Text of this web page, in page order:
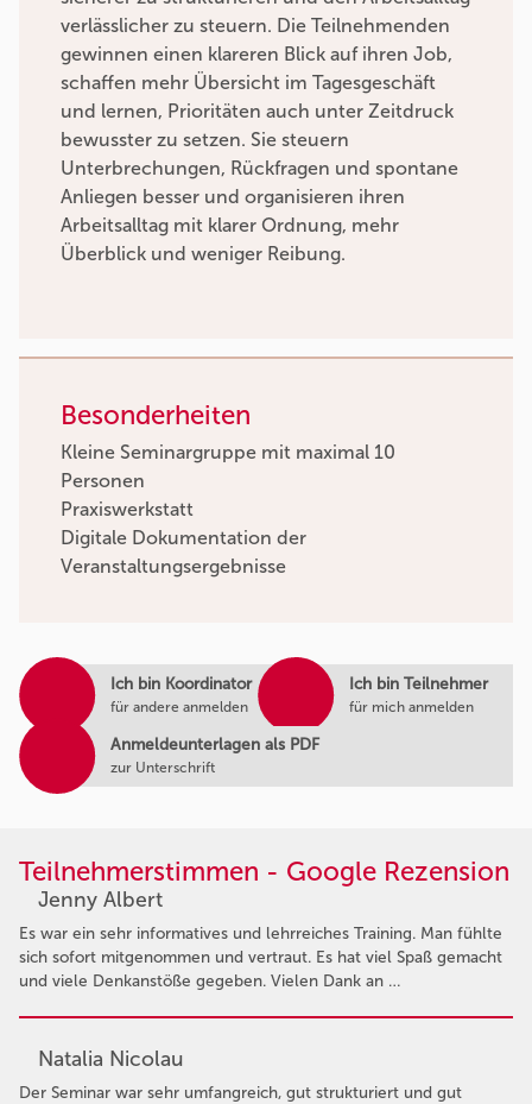
Ich bin Koordinator
für andere anmelden
Ich bin Teilnehmer
für mich anmelden
Anmeldeunterlagen als PDF
zur Unterschrift
verlässlicher zu steuern. Die Teilnehmenden
gewinnen einen klareren Blick auf ihren Job,
schaffen mehr Übersicht im Tagesgeschäft
und lernen, Prioritäten auch unter Zeitdruck
bewusster zu setzen. Sie steuern
Unterbrechungen, Rückfragen und spontane
Anliegen besser und organisieren ihren
Arbeitsalltag mit klarer Ordnung, mehr
Überblick und weniger Reibung.
Besonderheiten
Kleine Seminargruppe mit maximal 10
Personen
Praxiswerkstatt
Digitale Dokumentation der
Veranstaltungsergebnisse
Teilnehmerstimmen - Google Rezension
Jenny Albert
Es war ein sehr informatives und lehrreiches Training. Man fühlte
sich sofort mitgenommen und vertraut. Es hat viel Spaß gemacht
und viele Denkanstöße gegeben. Vielen Dank an …
Natalia Nicolau
Der Seminar war sehr umfangreich, gut strukturiert und gut